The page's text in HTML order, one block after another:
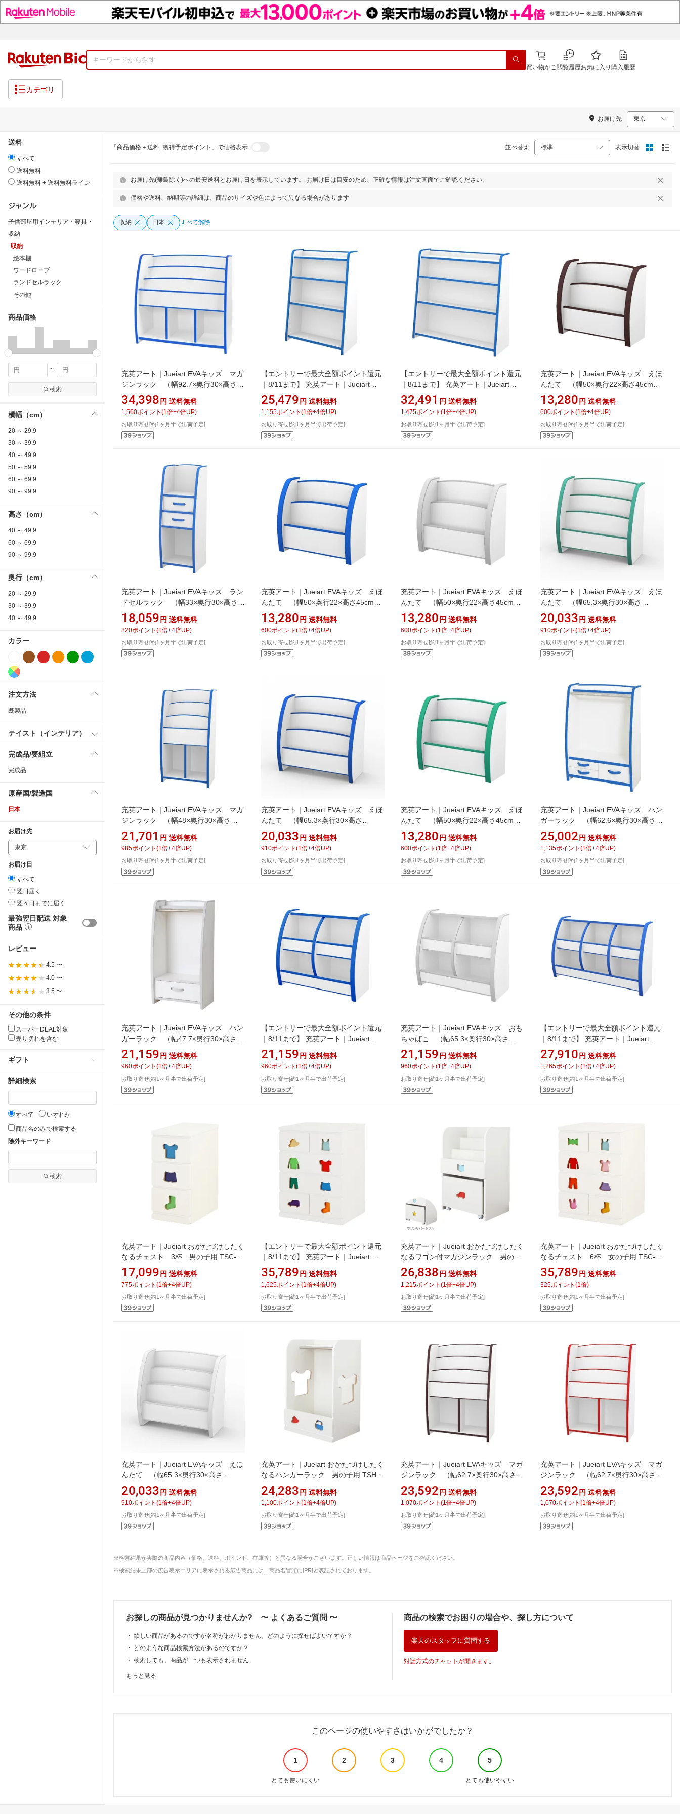
買い物かご閲覧履歴お気に入り 購入履歴
カテゴリ
お届け先
送料
すべて
送料無料
送料無料 + 送料無料ライン
ジャンル
子供部屋用インテリア・寝具・
収納
収納
絵本棚
ワードローブ
ランドセルラック
その他
商品価格
~
検索
横幅（cm）
20 ～ 29.9
30 ～ 39.9
40 ～ 49.9
50 ～ 59.9
60 ～ 69.9
90 ～ 99.9
高さ（cm）
40 ～ 49.9
60 ～ 69.9
90 ～ 99.9
奥行（cm）
20 ～ 29.9
30 ～ 39.9
40 ～ 49.9
カラー
注文方法
既製品
テイスト（インテリア）
完成品/要組立
完成品
原産国/製造国
日本
お届け先
お届け日
すべて
翌日届く
翌々日までに届く
最強翌日配送 対象
商品
レビュー
4.5 〜
4.0 〜
3.5 〜
その他の条件
スーパーDEAL対象
売り切れを含む
ギフト
詳細検索
すべて
いずれか
商品名のみで検索する
除外キーワード
検索
「商品価格＋送料−獲得予定ポイント」で価格表示 並べ替え 表示切替
お届け先(離島除く)への最安送料とお届け日を表示しています。 お届け日は目安のため、正確な情報は注文画面でご確認ください。
価格や送料、納期等の詳細は、商品のサイズや色によって異なる場合があります
収納 日本 すべて解除
充英アート｜Jueiart EVAキッズ マガ
ジンラック （幅92.7×奥行30×高さ
90cm） JAJAN ブルー MRJ-93HB
34,398 円 送料無料
1,560ポイント (1 倍+4倍UP)
お取り寄せ[約1ヶ月半で出荷予定]
【エントリーで最大全額ポイント還元
｜8/11まで】 充英アート｜Jueiart
EVAキッズ ほんだな （幅63.3×奥行
31×高さ90cm） JAJAN ブルー GR-
63HB
25,479 円 送料無料
1,155ポイント (1 倍+4倍UP)
お取り寄せ[約1ヶ月半で出荷予定]
【エントリーで最大全額ポイント還元
｜8/11まで】 充英アート｜Jueiart
EVAキッズ ほんだな （幅93.3×奥行
31×高さ90cm） JAJAN ブルー GR-
93HB
32,491 円 送料無料
1,475ポイント (1 倍+4倍UP)
お取り寄せ[約1ヶ月半で出荷予定]
充英アート｜Jueiart EVAキッズ えほ
んたて （幅50×奥行22×高さ45cm）
JAJAN ブラウン PS-50SD
13,280 円 送料無料
600ポイント (1 倍+4倍UP)
お取り寄せ[約1ヶ月半で出荷予定]
充英アート｜Jueiart EVAキッズ ラン
ドセルラック （幅33×奥行30×高さ
90cm） JAJAN ブルー KRJ-33HB
18,059 円 送料無料
820ポイント (1 倍+4倍UP)
お取り寄せ[約1ヶ月半で出荷予定]
充英アート｜Jueiart EVAキッズ えほ
んたて （幅50×奥行22×高さ45cm）
JAJAN ブルー PS-50SB
13,280 円 送料無料
600ポイント (1 倍+4倍UP)
お取り寄せ[約1ヶ月半で出荷予定]
充英アート｜Jueiart EVAキッズ えほ
んたて （幅50×奥行22×高さ45cm）
JAJAN ホワイト PS-50SW
13,280 円 送料無料
600ポイント (1 倍+4倍UP)
お取り寄せ[約1ヶ月半で出荷予定]
充英アート｜Jueiart EVAキッズ えほ
んたて （幅65.3×奥行30×高さ
60cm） JAJAN グリーン PS-65MG
20,033 円 送料無料
910ポイント (1 倍+4倍UP)
お取り寄せ[約1ヶ月半で出荷予定]
充英アート｜Jueiart EVAキッズ マガ
ジンラック （幅48×奥行30×高さ
90cm） JAJAN ブルー MRJ-48HB
21,701 円 送料無料
985ポイント (1 倍+4倍UP)
お取り寄せ[約1ヶ月半で出荷予定]
充英アート｜Jueiart EVAキッズ えほ
んたて （幅65.3×奥行30×高さ
60cm） JAJAN ブルー PS-65MB
20,033 円 送料無料
910ポイント (1 倍+4倍UP)
お取り寄せ[約1ヶ月半で出荷予定]
充英アート｜Jueiart EVAキッズ えほ
んたて （幅50×奥行22×高さ45cm）
JAJAN グリーン PS-50SG
13,280 円 送料無料
600ポイント (1 倍+4倍UP)
お取り寄せ[約1ヶ月半で出荷予定]
充英アート｜Jueiart EVAキッズ ハン
ガーラック （幅62.6×奥行30×高さ
90cm） HRJ-63HB ブルー
25,002 円 送料無料
1,135ポイント (1 倍+4倍UP)
お取り寄せ[約1ヶ月半で出荷予定]
充英アート｜Jueiart EVAキッズ ハン
ガーラック （幅47.7×奥行30×高さ
90cm） HRJ-48HW ホワイト
21,159 円 送料無料
960ポイント (1 倍+4倍UP)
お取り寄せ[約1ヶ月半で出荷予定]
【エントリーで最大全額ポイント還元
｜8/11まで】 充英アート｜Jueiart
EVAキッズ おもちゃばこ （幅65.3×
奥行30×高さ60cm） OB-65MB ブルー
21,159 円 送料無料
960ポイント (1 倍+4倍UP)
お取り寄せ[約1ヶ月半で出荷予定]
充英アート｜Jueiart EVAキッズ おも
ちゃばこ （幅65.3×奥行30×高さ
60cm） OB-65MW ホワイト
21,159 円 送料無料
960ポイント (1 倍+4倍UP)
お取り寄せ[約1ヶ月半で出荷予定]
【エントリーで最大全額ポイント還元
｜8/11まで】 充英アート｜Jueiart
EVAキッズ おもちゃばこ （幅95.6×
奥行30×高さ60cm） OB-95MB ブルー
27,910 円 送料無料
1,265ポイント (1 倍+4倍UP)
お取り寄せ[約1ヶ月半で出荷予定]
充英アート｜Jueiart おかたづけしたく
なるチェスト 3杯 男の子用 TSC-
29MBW ホワイト
17,099 円 送料無料
775ポイント (1 倍+4倍UP)
お取り寄せ[約1ヶ月半で出荷予定]
【エントリーで最大全額ポイント還元
｜8/11まで】 充英アート｜Jueiart お
かたづけしたくなるチェスト 6杯
男の子用 TSC-59HBW ホワイト
35,789 円 送料無料
1,625ポイント (1 倍+4倍UP)
お取り寄せ[約1ヶ月半で出荷予定]
充英アート｜Jueiart おかたづけしたく
なるワゴン付マガジンラック 男の子
用 TSM-59HBW ホワイト
26,838 円 送料無料
1,215ポイント (1 倍+4倍UP)
お取り寄せ[約1ヶ月半で出荷予定]
充英アート｜Jueiart おかたづけしたく
なるチェスト 6杯 女の子用 TSC-
59HGW ホワイト
35,789 円 送料無料
325ポイント (1 倍)
お取り寄せ[約1ヶ月半で出荷予定]
充英アート｜Jueiart EVAキッズ えほ
んたて （幅65.3×奥行30×高さ
60cm） JAJAN ホワイト PS-65MW
20,033 円 送料無料
910ポイント (1 倍+4倍UP)
お取り寄せ[約1ヶ月半で出荷予定]
充英アート｜Jueiart おかたづけしたく
なるハンガーラック 男の子用 TSH-
59HBW ホワイト
24,283 円 送料無料
1,100ポイント (1 倍+4倍UP)
お取り寄せ[約1ヶ月半で出荷予定]
充英アート｜Jueiart EVAキッズ マガ
ジンラック （幅62.7×奥行30×高さ
90cm） JAJAN ブラウン MRJ-63HD
23,592 円 送料無料
1,070ポイント (1 倍+4倍UP)
お取り寄せ[約1ヶ月半で出荷予定]
充英アート｜Jueiart EVAキッズ マガ
ジンラック （幅62.7×奥行30×高さ
90cm） JAJAN レッド MRJ-63HR
23,592 円 送料無料
1,070ポイント (1 倍+4倍UP)
お取り寄せ[約1ヶ月半で出荷予定]
※検索結果が実際の商品内容（価格、送料、ポイント、在庫等）と異なる場合がございます。正しい情報は商品ページをご確認ください。
※検索結果上部の広告表示エリアに表示される広告商品には、商品名冒頭に[PR]と表記されております。
お探しの商品が見つかりませんか? 〜 よくあるご質問 〜
・ 欲しい商品があるのですが名称がわかりません。どのように探せばよいですか？
・
どのような商品検索方法があるのですか？
・ 検索しても、商品が一つも表示されません
もっと見る
商品の検索でお困りの場合や、探し方について
楽天のスタッフに質問する
対話方式のチャットが開きます。
このページの使いやすさはいかがでしたか？
1 2 3 4 5
とても使いにくい とても使いやすい